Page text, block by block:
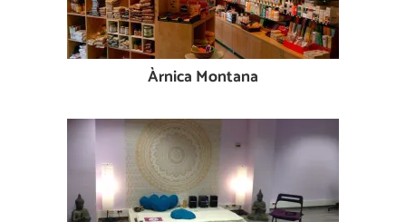
Àrnica Montana